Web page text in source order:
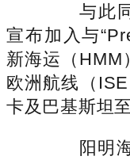
与此同
宣布加入与
新海运（HMM
欧洲航线（
卡及巴基斯坦
阳明海